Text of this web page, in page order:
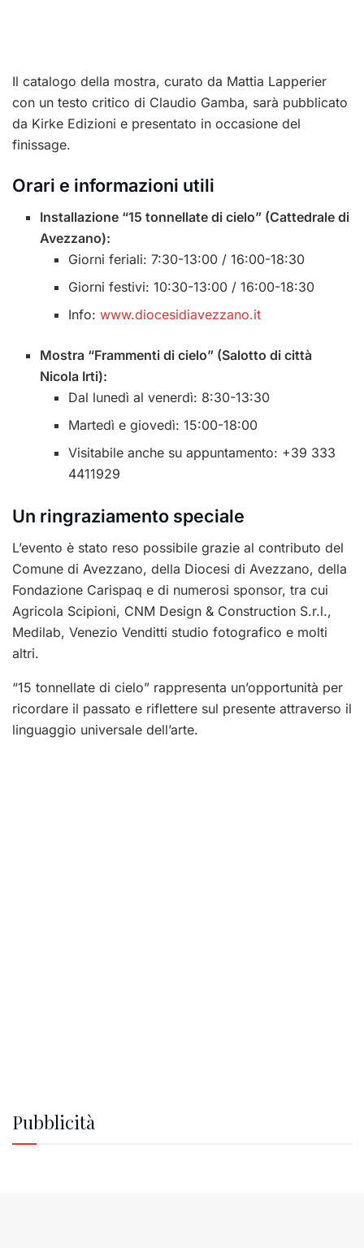
Il catalogo della mostra, curato da Mattia Lapperier
con un testo critico di Claudio Gamba, sarà pubblicato
da Kirke Edizioni e presentato in occasione del
finissage.
Orari e informazioni utili
Installazione “15 tonnellate di cielo” (Cattedrale di
Avezzano):
Giorni feriali: 7:30-13:00 / 16:00-18:30
Giorni festivi: 10:30-13:00 / 16:00-18:30
Info: www.diocesidiavezzano.it
Mostra “Frammenti di cielo” (Salotto di città
Nicola Irti):
Dal lunedì al venerdì: 8:30-13:30
Martedì e giovedì: 15:00-18:00
Visitabile anche su appuntamento: +39 333
4411929
Un ringraziamento speciale
L’evento è stato reso possibile grazie al contributo del
Comune di Avezzano, della Diocesi di Avezzano, della
Fondazione Carispaq e di numerosi sponsor, tra cui
Agricola Scipioni, CNM Design & Construction S.r.l.,
Medilab, Venezio Venditti studio fotografico e molti
altri.
“15 tonnellate di cielo” rappresenta un’opportunità per
ricordare il passato e riflettere sul presente attraverso il
linguaggio universale dell’arte.
Pubblicità